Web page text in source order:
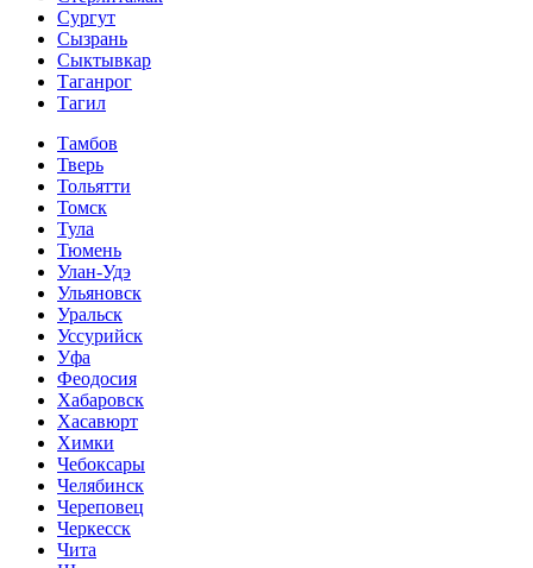
Сургут
Сызрань
Сыктывкар
Таганрог
Тагил
Тамбов
Тверь
Тольятти
Томск
Тула
Тюмень
Улан-Удэ
Ульяновск
Уральск
Уссурийск
Уфа
Феодосия
Хабаровск
Хасавюрт
Химки
Чебоксары
Челябинск
Череповец
Черкесск
Чита